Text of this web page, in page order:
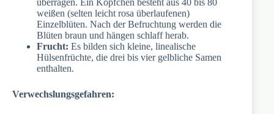
überragen. Ein Köpfchen besteht aus 40 bis 80
weißen (selten leicht rosa überlaufenen)
Einzelblüten. Nach der Befruchtung werden die
Blüten braun und hängen schlaff herab.
Frucht: Es bilden sich kleine, linealische
Hülsenfrüchte, die drei bis vier gelbliche Samen
enthalten.
Verwechslungsgefahren: